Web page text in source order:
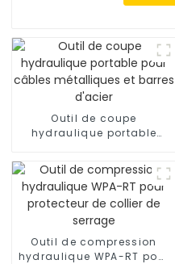
Outil de coupe
hydraulique portable
et barres d'acier
Outil de compression
hydraulique WPA-RT pour